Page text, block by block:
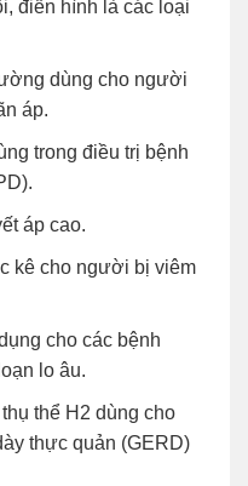
điển hình là các loại
dùng cho người
áp.
trong điều trị bệnh
áp cao.
kê cho người bị viêm
cho các bệnh
lo âu.
thể H2 dùng cho
thực quản (GERD)